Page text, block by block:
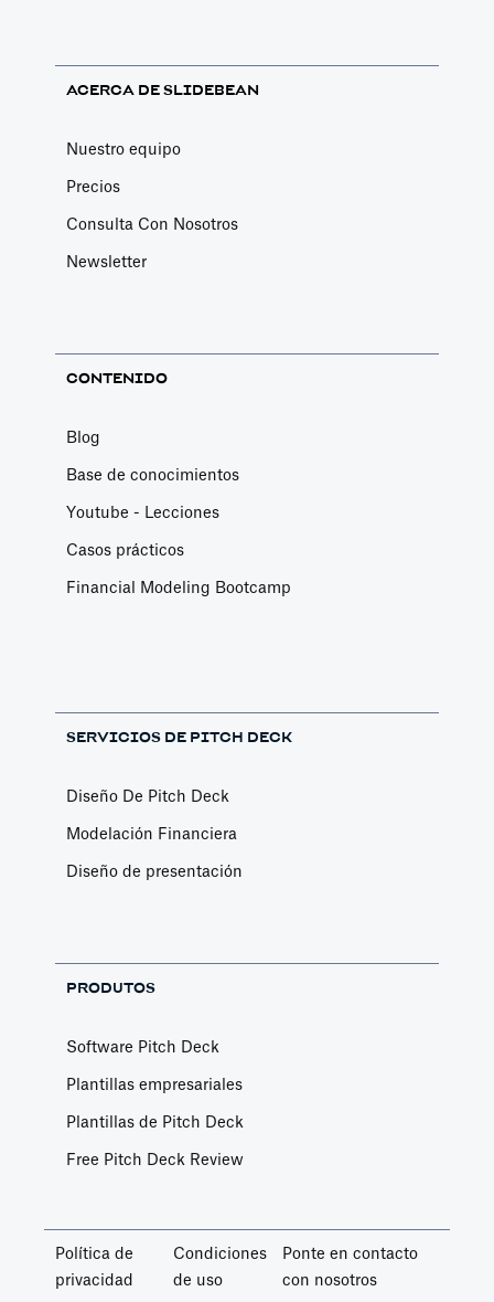
ACERCA DE SLIDEBEAN
Nuestro equipo
Precios
Consulta Con Nosotros
Newsletter
CONTENIDO
Blog
Base de conocimientos
Youtube - Lecciones
Casos prácticos
Financial Modeling Bootcamp
SERVICIOS DE PITCH DECK
Diseño De Pitch Deck
Modelación Financiera
Diseño de presentación
PRODUTOS
Software Pitch Deck
Plantillas empresariales
Plantillas de Pitch Deck
Free Pitch Deck Review
Política de
privacidad
Condiciones
de uso
Ponte en contacto
con nosotros